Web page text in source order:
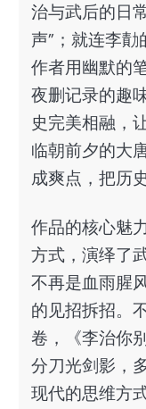
治与武后的日
声”；就连李
作者用幽默的
夜删记录的趣
史完美相融，
临朝前夕的大
成爽点，把历
作品的核心魅
方式，演绎了
不再是血雨腥
的见招拆招。
卷，《李治你
分刀光剑影，
现代的思维方